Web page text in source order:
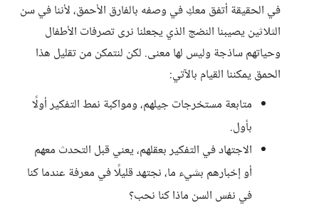
في الحقيقة أتفق معكِ في وصفه بالفارق الأحمق، لأننا في سن
الثلاثين يصيبنا النضج الذي يجعلنا نرى تصرفات الأطفال
وحياتهم ساذجة وليس لها معنى. لكن لنتمكن من تقليل هذا
الحمق يمكننا القيام بالآتي:
متابعة مستخرجات جيلهم، ومواكبة نمط التفكير أولًا
بأول.
الاجتهاد في التفكير بعقلهم، يعني قبل التحدث معهم
أو إخبارهم بشيء ما، نجتهد قليلًا في معرفة عندما كنا
في نفس السن ماذا كنا نحب؟